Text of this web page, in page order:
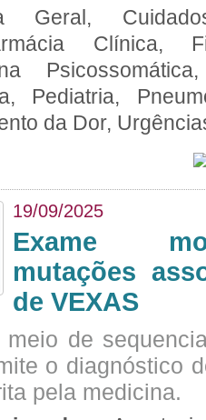
Geral,
Clínica,
Pediatria,
da Dor,
19/09/2025
Exame
mutações
de VEXAS
meio de
o diagnóstico
pela medicina.